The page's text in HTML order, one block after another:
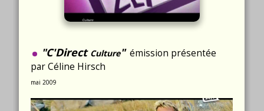
. "C'Direct Culture"émission présentée
par Céline Hirsch
mai 2009
Video